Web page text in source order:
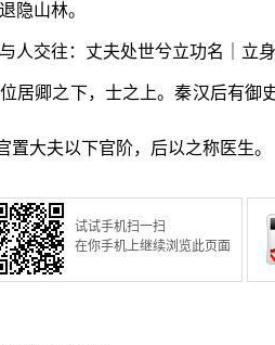
隐山林。
人交往：丈夫处世兮立功名｜立
居卿之下，士之上。秦汉后有御
大夫以下官阶，后以之称医生。
试试手机扫一扫
在你手机上继续浏览此页面